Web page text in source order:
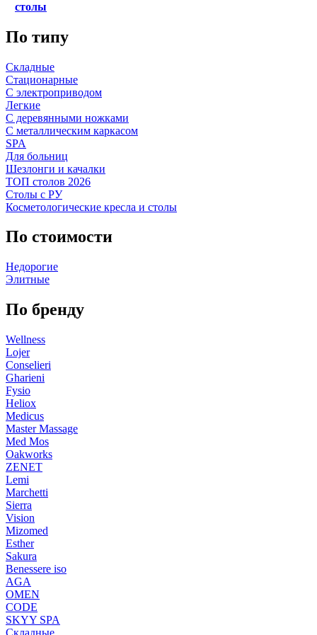
столы
По типу
Складные
Стационарные
С электроприводом
Легкие
С деревянными ножками
С металлическим каркасом
SPA
Для больниц
Шезлонги и качалки
ТОП столов 2026
Столы с РУ
Косметологические кресла и столы
По стоимости
Недорогие
Элитные
По бренду
Wellness
Lojer
Conselieri
Gharieni
Fysio
Heliox
Medicus
Master Massage
Med Mos
Oakworks
ZENET
Lemi
Marchetti
Sierra
Vision
Mizomed
Esther
Sakura
Benessere iso
AGA
OMEN
CODE
SKYY SPA